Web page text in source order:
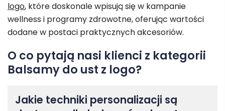
logo, które doskonale wpisują się w kampanie
wellness i programy zdrowotne, oferując wartości
dodane w postaci praktycznych akcesoriów.
O co pytają nasi klienci z kategorii
Balsamy do ust z logo?
Jakie techniki personalizacji są